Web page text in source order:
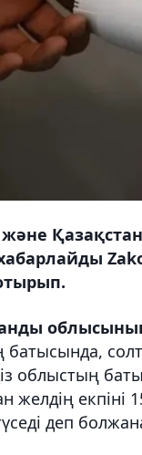
облыстың
желдің екпіні
деп